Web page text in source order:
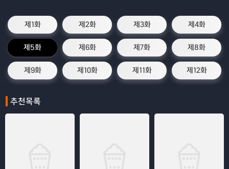
제1화 제2화 제3화 제4화
제5화 제6화 제7화 제8화
제9화 제10화 제11화 제12화
추천목록